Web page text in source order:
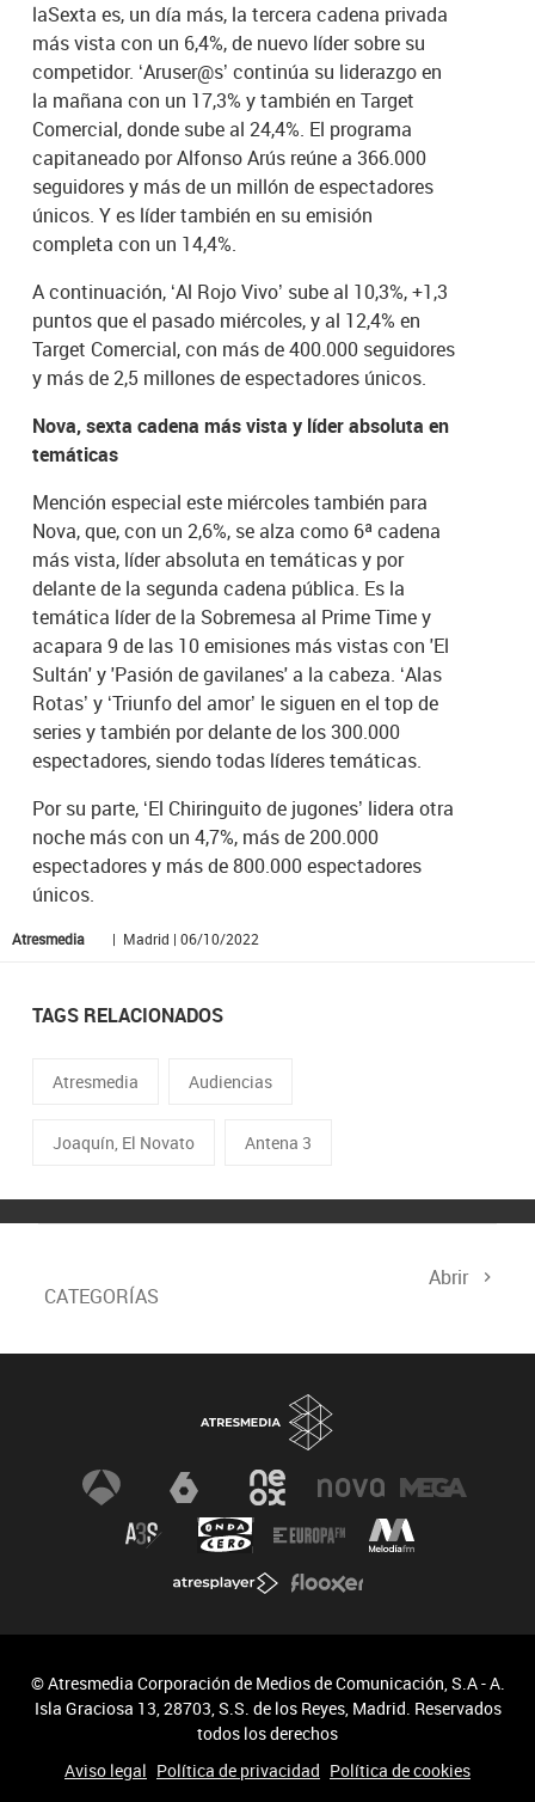
laSexta es, un día más, la tercera cadena privada
más vista con un 6,4%, de nuevo líder sobre su
competidor. ‘Aruser@s’ continúa su liderazgo en
la mañana con un 17,3% y también en Target
Comercial, donde sube al 24,4%. El programa
capitaneado por Alfonso Arús reúne a 366.000
seguidores y más de un millón de espectadores
únicos. Y es líder también en su emisión
completa con un 14,4%.
A continuación, ‘Al Rojo Vivo’ sube al 10,3%, +1,3
puntos que el pasado miércoles, y al 12,4% en
Target Comercial, con más de 400.000 seguidores
y más de 2,5 millones de espectadores únicos.
Nova, sexta cadena más vista y líder absoluta en
temáticas
Mención especial este miércoles también para
Nova, que, con un 2,6%, se alza como 6ª cadena
más vista, líder absoluta en temáticas y por
delante de la segunda cadena pública. Es la
temática líder de la Sobremesa al Prime Time y
acapara 9 de las 10 emisiones más vistas con 'El
Sultán' y 'Pasión de gavilanes' a la cabeza. ‘Alas
Rotas’ y ‘Triunfo del amor’ le siguen en el top de
series y también por delante de los 300.000
espectadores, siendo todas líderes temáticas.
Por su parte, ‘El Chiringuito de jugones’ lidera otra
noche más con un 4,7%, más de 200.000
espectadores y más de 800.000 espectadores
únicos.
Atresmedia | Madrid | 06/10/2022
TAGS RELACIONADOS
Atresmedia Audiencias
Joaquín, El Novato Antena 3
CATEGORÍAS
Abrir
© Atresmedia Corporación de Medios de Comunicación, S.A - A.
Isla Graciosa 13, 28703, S.S. de los Reyes, Madrid. Reservados
todos los derechos
Aviso legal Política de privacidad Política de cookies